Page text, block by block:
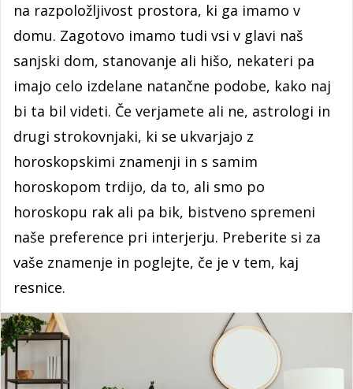
na razpoložljivost prostora, ki ga imamo v
domu. Zagotovo imamo tudi vsi v glavi naš
sanjski dom, stanovanje ali hišo, nekateri pa
imajo celo izdelane natančne podobe, kako naj
bi ta bil videti. Če verjamete ali ne, astrologi in
drugi strokovnjaki, ki se ukvarjajo z
horoskopskimi znamenji in s samim
horoskopom trdijo, da to, ali smo po
horoskopu rak ali pa bik, bistveno spremeni
naše preference pri interjerju. Preberite si za
vaše znamenje in poglejte, če je v tem, kaj
resnice.